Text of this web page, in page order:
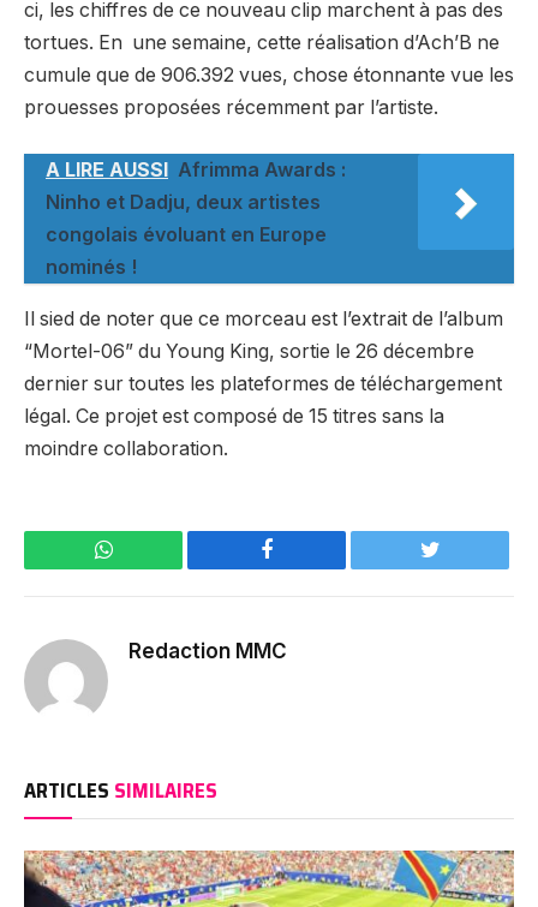
ci, les chiffres de ce nouveau clip marchent à pas des
tortues. En une semaine, cette réalisation d’Ach’B ne
cumule que de 906.392 vues, chose étonnante vue les
prouesses proposées récemment par l’artiste.
A LIRE AUSSI Afrimma Awards :
Ninho et Dadju, deux artistes
congolais évoluant en Europe
nominés !
Il sied de noter que ce morceau est l’extrait de l’album
“Mortel-06” du Young King, sortie le 26 décembre
dernier sur toutes les plateformes de téléchargement
légal. Ce projet est composé de 15 titres sans la
moindre collaboration.
WhatsApp Facebook Twitter
Redaction MMC
ARTICLES SIMILAIRES